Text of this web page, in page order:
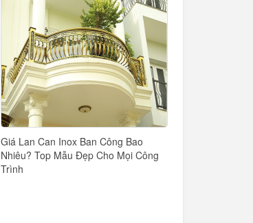
Giá Lan Can Inox Ban Công Bao
Nhiêu? Top Mẫu Đẹp Cho Mọi Công
Trình